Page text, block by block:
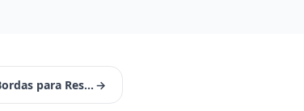
Refinando Bordas para Resultados Profissionais →